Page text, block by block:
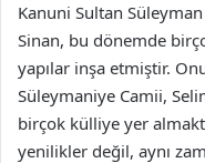
Kanuni Sultan
Sinan, bu dönemde
yapılar inşa etmiştir.
Süleymaniye Camii,
birçok külliye yer
yenilikler değil, aynı